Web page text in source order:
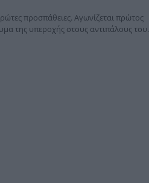
προσπάθειες. Αγωνίζεται πρώτος
της υπεροχής στους αντιπάλους του.